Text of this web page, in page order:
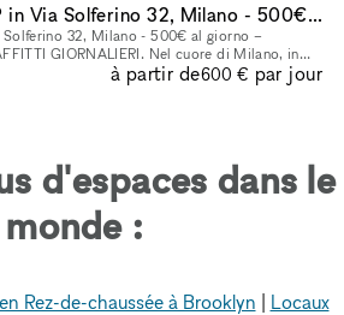
TEMPORARY SHOP in Via Solferino 32, Milano - 500€ al giorno
Solferino 32, Milano - 500€ al giorno –
Nel cuore di Milano, in
di circa 25 mq rappresenta una s
à partir de600 € par jour
d'espaces dans le
monde :
Rez-de-chaussée à Brooklyn | Locaux